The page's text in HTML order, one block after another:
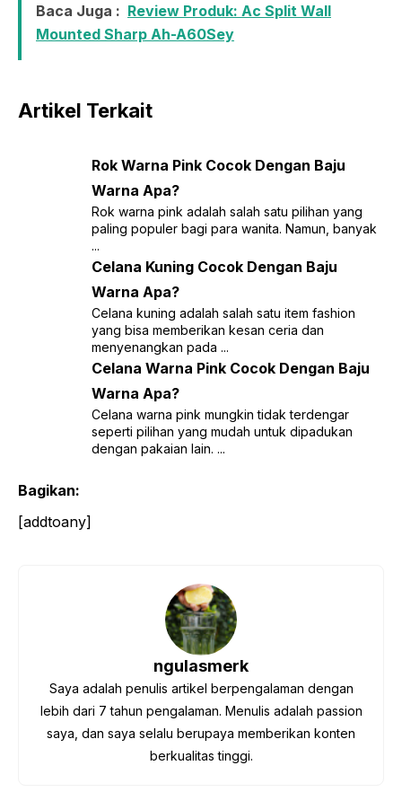
Baca Juga : Review Produk: Ac Split Wall
Mounted Sharp Ah-A60Sey
Artikel Terkait
Rok Warna Pink Cocok Dengan Baju
Warna Apa?
Rok warna pink adalah salah satu pilihan yang
paling populer bagi para wanita. Namun, banyak
...
Celana Kuning Cocok Dengan Baju
Warna Apa?
Celana kuning adalah salah satu item fashion
yang bisa memberikan kesan ceria dan
menyenangkan pada ...
Celana Warna Pink Cocok Dengan Baju
Warna Apa?
Celana warna pink mungkin tidak terdengar
seperti pilihan yang mudah untuk dipadukan
dengan pakaian lain. ...
Bagikan:
[addtoany]
ngulasmerk
Saya adalah penulis artikel berpengalaman dengan
lebih dari 7 tahun pengalaman. Menulis adalah passion
saya, dan saya selalu berupaya memberikan konten
berkualitas tinggi.